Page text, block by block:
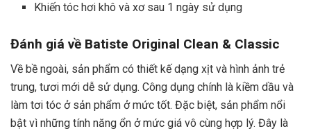
Khiến tóc hơi khô và xơ sau 1 ngày sử dụng
Đánh giá về Batiste Original Clean & Classic
Về bề ngoài, sản phẩm có thiết kế dạng xịt và hình ảnh trẻ
trung, tươi mới dễ sử dụng. Công dụng chính là kiềm dầu và
làm tơi tóc ở sản phẩm ở mức tốt. Đặc biệt, sản phẩm nổi
bật vì những tính năng ổn ở mức giá vô cùng hợp lý. Đây là